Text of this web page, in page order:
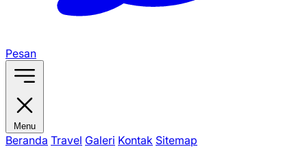
Pesan
Menu
Beranda Travel Galeri Kontak Sitemap